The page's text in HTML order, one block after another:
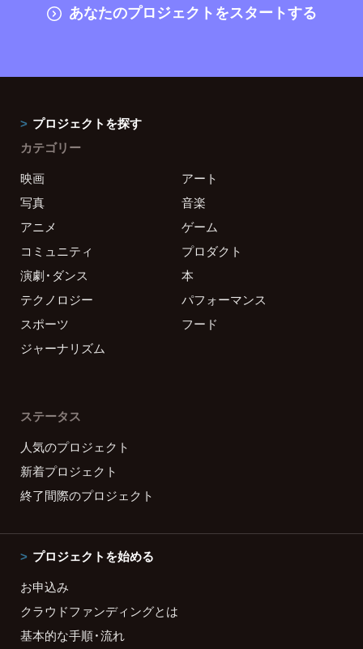
あなたのプロジェクトをスタートする
プロジェクトを探す
カテゴリー
映画
アート
写真
音楽
アニメ
ゲーム
コミュニティ
プロダクト
演劇・ダンス
本
テクノロジー
パフォーマンス
スポーツ
フード
ジャーナリズム
ステータス
人気のプロジェクト
新着プロジェクト
終了間際のプロジェクト
プロジェクトを始める
お申込み
クラウドファンディングとは
基本的な手順・流れ